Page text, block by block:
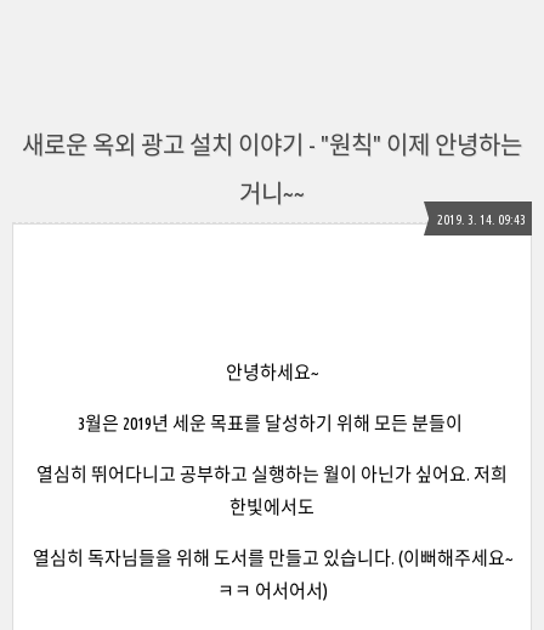
새로운 옥외 광고 설치 이야기 - "원칙" 이제 안녕하는
거니~~
2019. 3. 14. 09:43
안녕하세요~
3월은 2019년 세운 목표를 달성하기 위해 모든 분들이
열심히 뛰어다니고 공부하고 실행하는 월이 아닌가 싶어요. 저희
한빛에서도
열심히 독자님들을 위해 도서를 만들고 있습니다. (이뻐해주세요~
ㅋㅋ 어서어서)